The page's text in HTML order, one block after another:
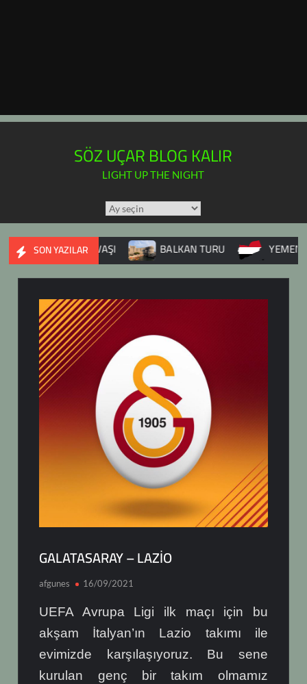
SÖZ UÇAR BLOG KALIR
LIGHT UP THE NIGHT
TÜM
YAZILAR
TAKVİMİ
SON YAZILAR
İÇ SAVAŞI BALKAN TURU YEMEN
GALATASARAY – LAZİO
afgunes 16/09/2021
UEFA Avrupa Ligi ilk maçı için bu
akşam İtalyan’ın Lazio takımı ile
evimizde karşılaşıyoruz. Bu sene
kurulan genç bir takım olmamız